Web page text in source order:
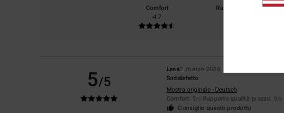
Comfort
4.7
Rapporto qualità-prezzo
5/5
Lena2. marzo 2026
Soddisfatto
Mostra originale - Deutsch
Comfort: 5/5 Rapporto qualità-prezzo: 5/5
Consiglio questo prodotto